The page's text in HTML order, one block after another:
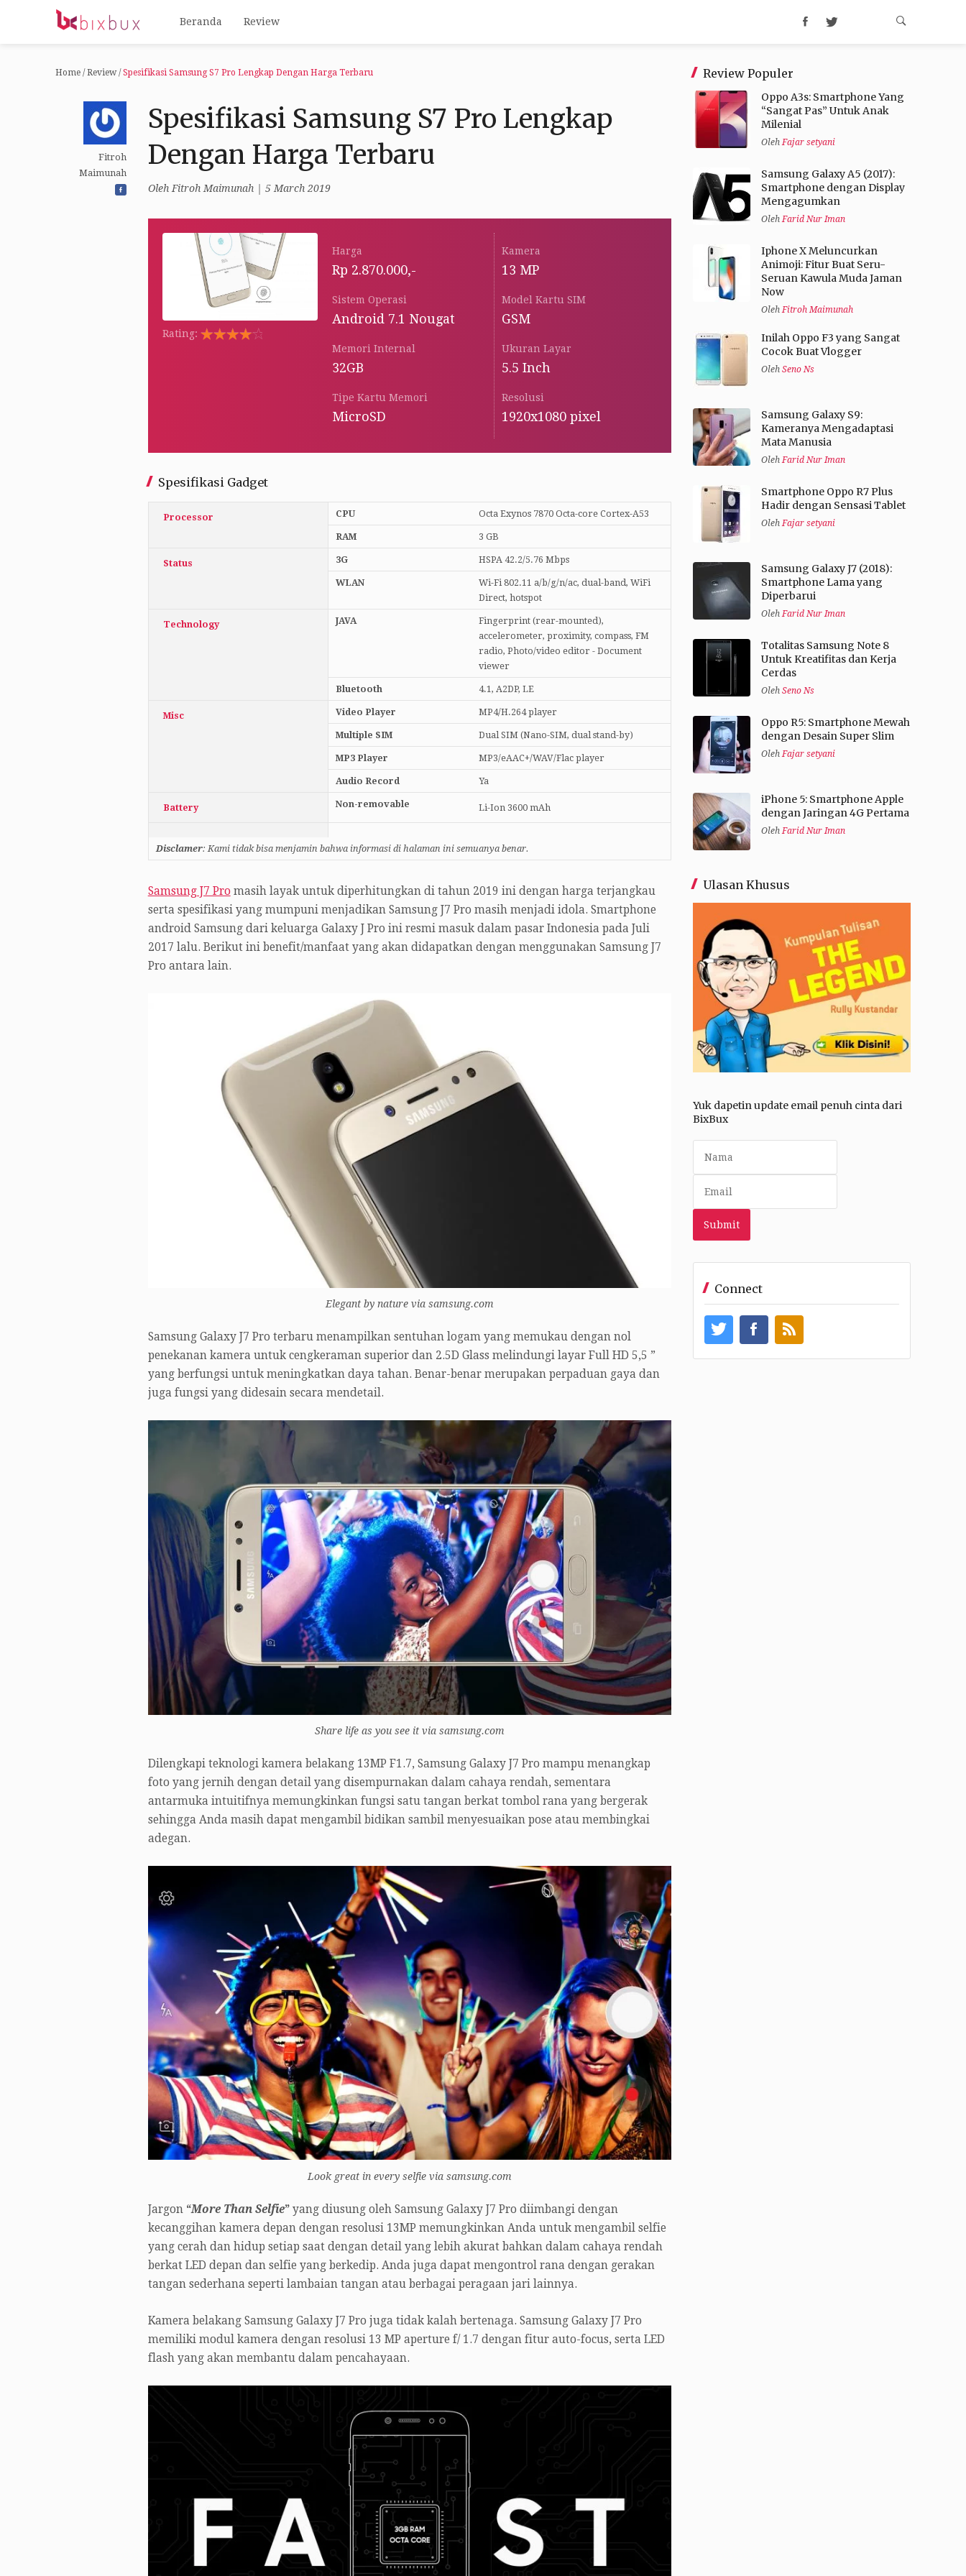
Beranda Review
Home /Review/Spesifikasi Samsung S7 Pro Lengkap Dengan Harga Terbaru
Fitroh
Maimunah
Spesifikasi Samsung S7 Pro Lengkap
Dengan Harga Terbaru
Oleh Fitroh Maimunah| 5 March 2019
Rating:
Harga
Rp 2.870.000,-
Sistem Operasi
Android 7.1 Nougat
Memori Internal
32GB
Tipe Kartu Memori
MicroSD
Kamera
13 MP
Model Kartu SIM
GSM
Ukuran Layar
5.5 Inch
Resolusi
1920x1080 pixel
Spesifikasi Gadget
Processor CPU Octa Exynos 7870 Octa-core Cortex-A53
RAM 3 GB
Status 3G HSPA 42.2/5.76 Mbps
WLAN
Wi-Fi 802.11 a/b/g/n/ac, dual-band, WiFi
Direct, hotspot
Technology JAVA
Fingerprint (rear-mounted),
accelerometer, proximity, compass, FM
radio, Photo/video editor - Document
viewer
Bluetooth 4.1, A2DP, LE
Misc Video Player MP4/H.264 player
Multiple SIM Dual SIM (Nano-SIM, dual stand-by)
MP3 Player MP3/eAAC+/WAV/Flac player
Audio Record Ya
Battery Non-removable Li-Ion 3600 mAh
Disclamer: Kami tidak bisa menjamin bahwa informasi di halaman ini semuanya benar.
Samsung J7 Promasih layak untuk diperhitungkan di tahun 2019 ini dengan harga terjangkau
serta spesifikasi yang mumpuni menjadikan Samsung J7 Pro masih menjadi idola. Smartphone
android Samsung dari keluarga Galaxy J Pro ini resmi masuk dalam pasar Indonesia pada Juli
2017 lalu. Berikut ini benefit/manfaat yang akan didapatkan dengan menggunakan Samsung J7
Pro antara lain.
Elegant by nature via samsung.com
Samsung Galaxy J7 Pro terbaru menampilkan sentuhan logam yang memukau dengan nol
penekanan kamera untuk cengkeraman superior dan 2.5D Glass melindungi layar Full HD 5,5 ”
yang berfungsi untuk meningkatkan daya tahan. Benar-benar merupakan perpaduan gaya dan
juga fungsi yang didesain secara mendetail.
Share life as you see it via samsung.com
Dilengkapi teknologi kamera belakang 13MP F1.7, Samsung Galaxy J7 Pro mampu menangkap
foto yang jernih dengan detail yang disempurnakan dalam cahaya rendah, sementara
antarmuka intuitifnya memungkinkan fungsi satu tangan berkat tombol rana yang bergerak
sehingga Anda masih dapat mengambil bidikan sambil menyesuaikan pose atau membingkai
adegan.
Look great in every selfie via samsung.com
Jargon “More Than Selfie”yang diusung oleh Samsung Galaxy J7 Pro diimbangi dengan
kecanggihan kamera depan dengan resolusi 13MP memungkinkan Anda untuk mengambil selfie
yang cerah dan hidup setiap saat dengan detail yang lebih akurat bahkan dalam cahaya rendah
berkat LED depan dan selfie yang berkedip. Anda juga dapat mengontrol rana dengan gerakan
tangan sederhana seperti lambaian tangan atau berbagai peragaan jari lainnya.
Kamera belakang Samsung Galaxy J7 Pro juga tidak kalah bertenaga. Samsung Galaxy J7 Pro
memiliki modul kamera dengan resolusi 13 MP aperture f/ 1.7 dengan fitur auto-focus, serta LED
flash yang akan membantu dalam pencahayaan.
Review Populer
Oppo A3s: Smartphone Yang
“Sangat Pas” Untuk Anak
Milenial
OlehFajar setyani
Samsung Galaxy A5 (2017):
Smartphone dengan Display
Mengagumkan
OlehFarid Nur Iman
Iphone X Meluncurkan
Animoji: Fitur Buat Seru-
Seruan Kawula Muda Jaman
Now
OlehFitroh Maimunah
Inilah Oppo F3 yang Sangat
Cocok Buat Vlogger
Oleh Seno Ns
Samsung Galaxy S9:
Kameranya Mengadaptasi
Mata Manusia
OlehFarid Nur Iman
Smartphone Oppo R7 Plus
Hadir dengan Sensasi Tablet
OlehFajar setyani
Samsung Galaxy J7 (2018):
Smartphone Lama yang
Diperbarui
OlehFarid Nur Iman
Totalitas Samsung Note 8
Untuk Kreatifitas dan Kerja
Cerdas
Oleh Seno Ns
Oppo R5: Smartphone Mewah
dengan Desain Super Slim
OlehFajar setyani
iPhone 5: Smartphone Apple
dengan Jaringan 4G Pertama
OlehFarid Nur Iman
Ulasan Khusus
Yuk dapetin update email penuh cinta dari
BixBux
Connect